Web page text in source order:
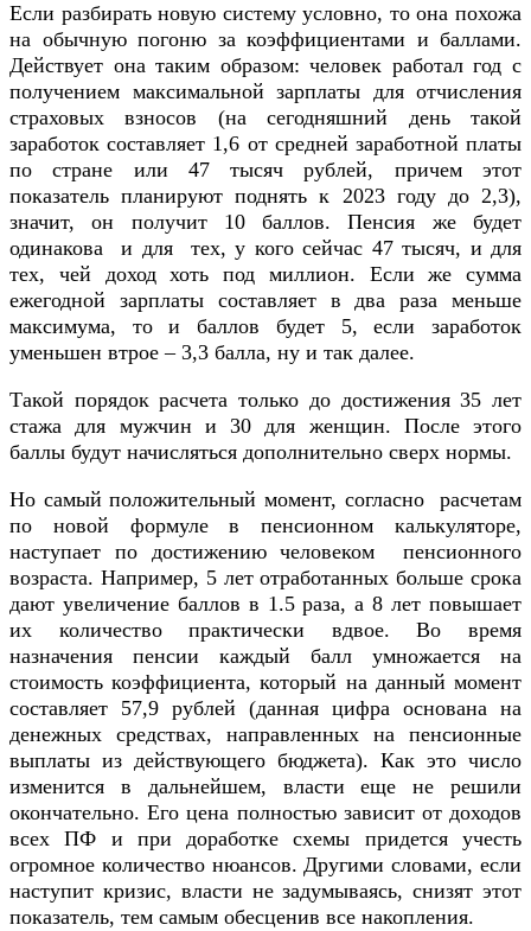
Если разбирать новую систему условно, то она похожа
на обычную погоню за коэффициентами и баллами.
Действует она таким образом: человек работал год с
получением максимальной зарплаты для отчисления
страховых взносов (на сегодняшний день такой
заработок составляет 1,6 от средней заработной платы
по стране или 47 тысяч рублей, причем этот
показатель планируют поднять к 2023 году до 2,3),
значит, он получит 10 баллов. Пенсия же будет
одинакова и для тех, у кого сейчас 47 тысяч, и для
тех, чей доход хоть под миллион. Если же сумма
ежегодной зарплаты составляет в два раза меньше
максимума, то и баллов будет 5, если заработок
уменьшен втрое – 3,3 балла, ну и так далее.
Такой порядок расчета только до достижения 35 лет
стажа для мужчин и 30 для женщин. После этого
баллы будут начисляться дополнительно сверх нормы.
Но самый положительный момент, согласно расчетам
по новой формуле в пенсионном калькуляторе,
наступает по достижению человеком пенсионного
возраста. Например, 5 лет отработанных больше срока
дают увеличение баллов в 1.5 раза, а 8 лет повышает
их количество практически вдвое. Во время
назначения пенсии каждый балл умножается на
стоимость коэффициента, который на данный момент
составляет 57,9 рублей (данная цифра основана на
денежных средствах, направленных на пенсионные
выплаты из действующего бюджета). Как это число
изменится в дальнейшем, власти еще не решили
окончательно. Его цена полностью зависит от доходов
всех ПФ и при доработке схемы придется учесть
огромное количество нюансов. Другими словами, если
наступит кризис, власти не задумываясь, снизят этот
показатель, тем самым обесценив все накопления.